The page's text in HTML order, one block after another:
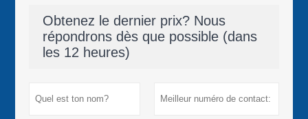
Obtenez le dernier prix? Nous
répondrons dès que possible (dans
les 12 heures)